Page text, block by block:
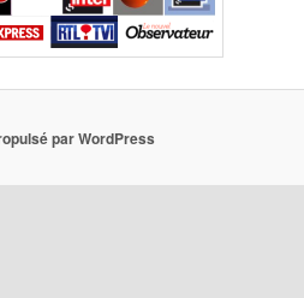
par WordPress